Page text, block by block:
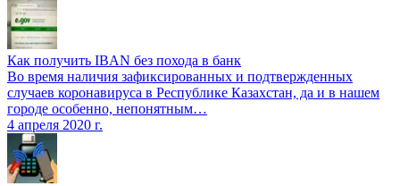
Как получить IBAN без похода в банк
Во время наличия зафиксированных и подтвержденных
случаев коронавируса в Республике Казахстан, да и в нашем
городе особенно, непонятным…
4 апреля 2020 г.